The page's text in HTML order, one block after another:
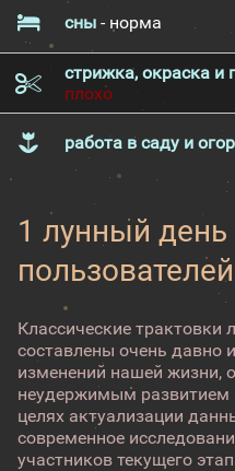
сны - норма
стрижка, окраска и
плохо
работа в саду и
1 лунный
Классические трактовки
составлены очень давно
изменений нашей жизни,
неудержимым развитием
целях актуализации
современное
участников текущего